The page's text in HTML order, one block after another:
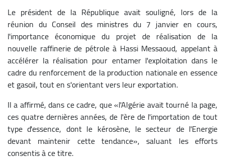
Le président de la République avait souligné, lors de la
réunion du Conseil des ministres du 7 janvier en cours,
l'importance économique du projet de réalisation de la
nouvelle raffinerie de pétrole à Hassi Messaoud, appelant à
accélérer la réalisation pour entamer l'exploitation dans le
cadre du renforcement de la production nationale en essence
et gasoil, tout en s'orientant vers leur exportation.
Il a affirmé, dans ce cadre, que «l'Algérie avait tourné la page,
ces quatre dernières années, de l'ère de l'importation de tout
type d'essence, dont le kérosène, le secteur de l'Energie
devant maintenir cette tendance», saluant les efforts
consentis à ce titre.